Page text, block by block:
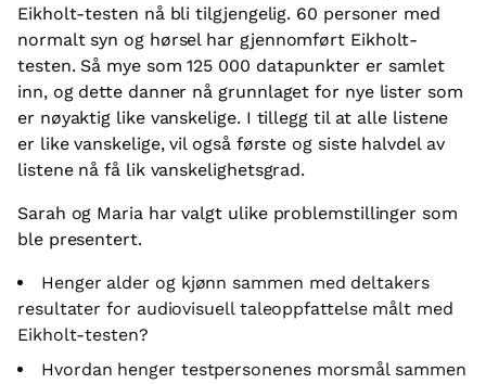
Eikholt-testen nå bli tilgjengelig. 60 personer med
normalt syn og hørsel har gjennomført Eikholt-
testen. Så mye som 125 000 datapunkter er samlet
inn, og dette danner nå grunnlaget for nye lister som
er nøyaktig like vanskelige. I tillegg til at alle listene
er like vanskelige, vil også første og siste halvdel av
listene nå få lik vanskelighetsgrad.
Sarah og Maria har valgt ulike problemstillinger som
ble presentert.
Henger alder og kjønn sammen med deltakers
resultater for audiovisuell taleoppfattelse målt med
Eikholt-testen?
Hvordan henger testpersonenes morsmål sammen